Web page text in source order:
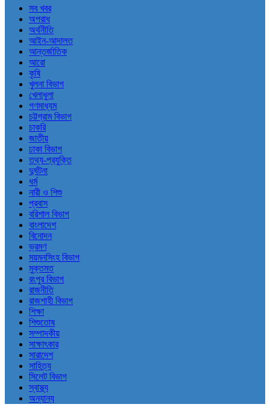
সব খবর
অপরাধ
অর্থনীতি
আইন-আদালত
আন্তর্জাতিক
আরো
কৃষি
খুলনা বিভাগ
খেলাধুলা
গণমাধ্যম
চট্টগ্রাম বিভাগ
চাকরি
জাতীয়
ঢাকা বিভাগ
তথ্য-প্রযুক্তি
দুর্ঘটনা
ধর্ম
নারী ও শিশু
প্রবাস
বরিশাল বিভাগ
বাংলাদেশ
বিনোদন
ভ্রমণ
ময়মনসিংহ বিভাগ
মুক্তমত
রংপুর বিভাগ
রাজনীতি
রাজশাহী বিভাগ
শিক্ষা
শিশুতোষ
সম্পাদকীয়
সাক্ষাৎকার
সারাদেশ
সাহিত্য
সিলেট বিভাগ
স্বাস্থ্য
অন্যান্য